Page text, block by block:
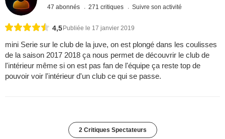
47 abonnés 271 critiques Suivre son activité
4,5 Publiée le 17 janvier 2019
mini Serie sur le club de la juve, on est plongé dans les coulisses
de la saison 2017 2018 ça nous permet de découvrir le club de
l'intérieur même si on est pas fan de l'équipe ça reste top de
pouvoir voir l'intérieur d'un club ce qui se passe.
2 Critiques Spectateurs